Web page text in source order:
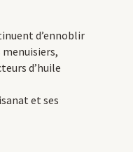
d’ennoblir
d’huile
et ses